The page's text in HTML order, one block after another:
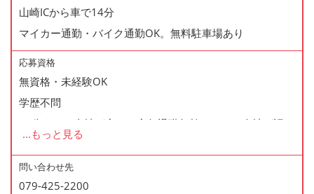
◆有給休暇あり
◆産休・育休あり
◆交通費支給
◆資格支援制度あり
◆マイカー通勤・バイク通勤OK
◆無料駐車場あり
◆まかない制度あり（1日1食・無料）
◆社内の表彰制度あり
◆再雇用制度あり
山崎ICから車で14分
マイカー通勤・バイク通勤OK。無料駐車場あり
応募資格
無資格・未経験OK
学歴不問
60歳まで（当社が定める定年退職年齢のため・会社が認め
た場合はこの限りではありません）
＜歓迎資格＞
... もっと見る
問い合わせ先
079-425-2200